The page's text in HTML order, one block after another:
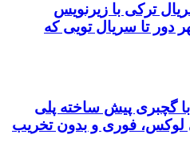
ترکی با زیرنویس
دور تا سریال تویی که
با گچبری پیش ساخته پلی
لوکس، فوری و بدون تخریب